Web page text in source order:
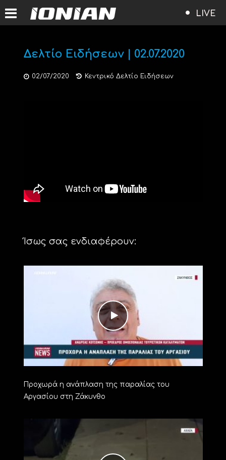
LIVE
Δελτίο Ειδήσεων | 02.07.2020
02/07/2020 Κεντρικό Δελτίο Ειδήσεων
Ίσως σας ενδιαφέρουν:
Προχωρά η ανάπλαση της παραλίας του
Αργασίου στη Ζάκυνθο